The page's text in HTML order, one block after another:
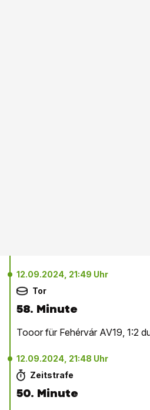
12.09.2024, 21:49 Uhr
Tor
58. Minute
Tooor für Fehérvár AV19, 1:2
12.09.2024, 21:48 Uhr
Zeitstrafe
50. Minute